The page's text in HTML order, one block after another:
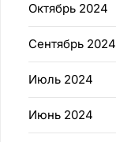
Октябрь 2024
Сентябрь 2024
Июль 2024
Июнь 2024